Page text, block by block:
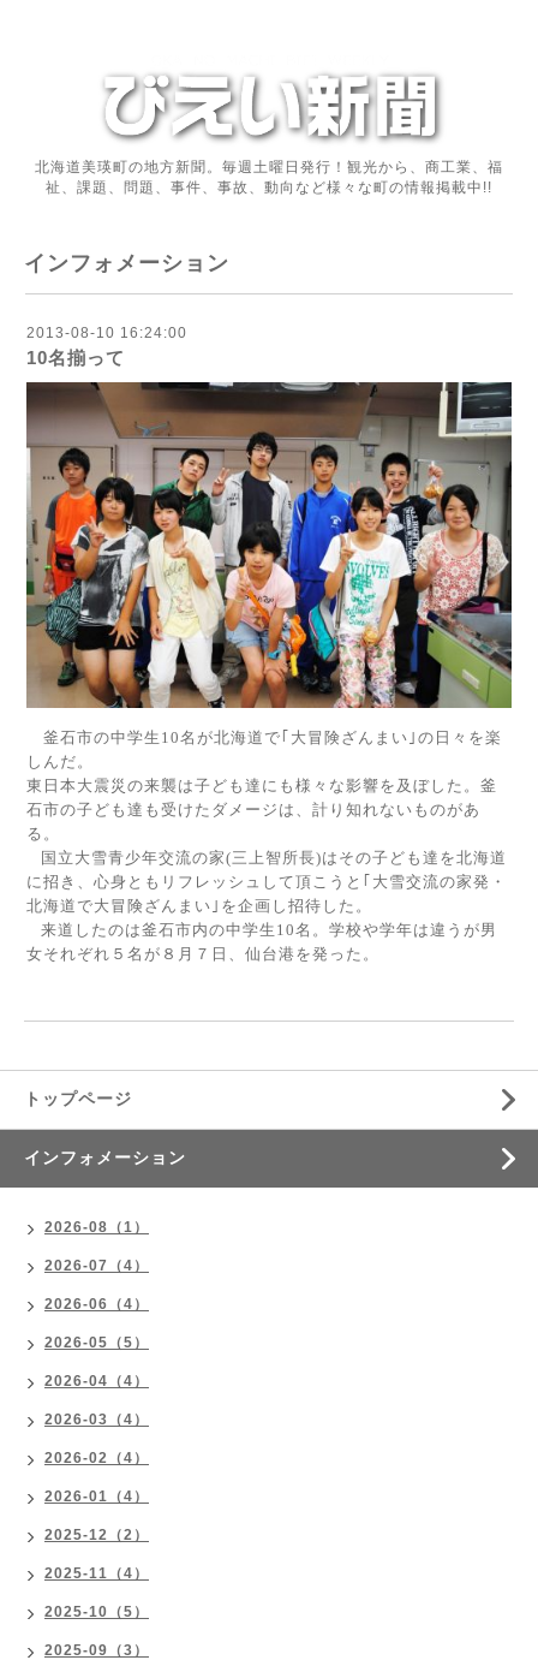
北海道美瑛町の地方新聞。毎週土曜日発行！観光から、商工業、福
祉、課題、問題、事件、事故、動向など様々な町の情報掲載中!!
インフォメーション
2013-08-10 16:24:00
10名揃って
釜石市の中学生 10名が北海道で｢大冒険ざんまい｣の日々を楽
しんだ。
東日本大震災の来襲は子ども達にも様々な影響を及ぼした。釜
石市の子ども達も受けたダメージは、計り知れないものがあ
る。
国立大雪青少年交流の家(三上智所長)はその子ども達を北海道
に招き、心身ともリフレッシュして頂こうと｢大雪交流の家発・
北海道で大冒険ざんまい｣を企画し招待した。
来道したのは釜石市内の中学生 10名。学校や学年は違うが男
女それぞれ５名が８月７日、仙台港を発った。
トップページ
インフォメーション
2026-08（1）
2026-07（4）
2026-06（4）
2026-05（5）
2026-04（4）
2026-03（4）
2026-02（4）
2026-01（4）
2025-12（2）
2025-11（4）
2025-10（5）
2025-09（3）